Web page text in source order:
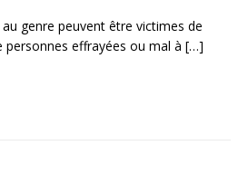
genre peuvent être victimes de
effrayées ou mal à […]